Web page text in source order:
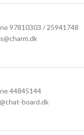
97810303 / 25941748
44845144
board.dk